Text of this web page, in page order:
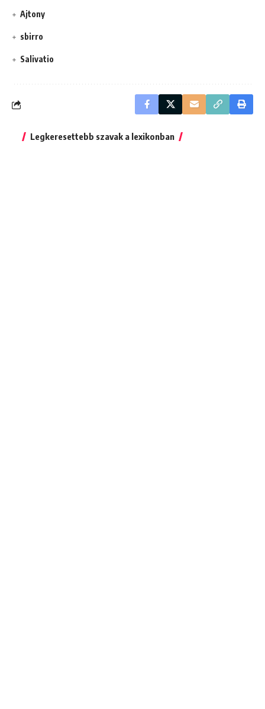
Ajtony
sbirro
Salivatio
Legkeresettebb szavak a lexikonban